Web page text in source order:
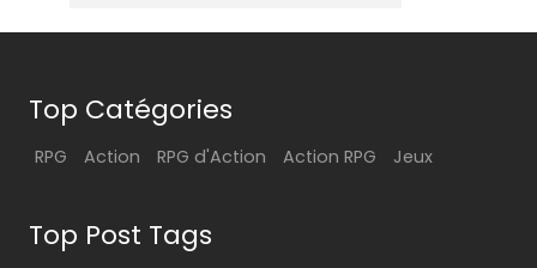
Top Catégories
RPG Action RPG d'Action Action RPG Jeux
Top Post Tags